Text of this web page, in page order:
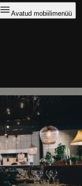
Avatud mobiilimenüü